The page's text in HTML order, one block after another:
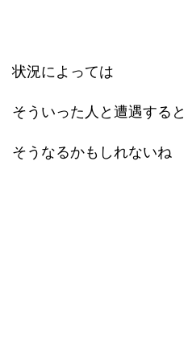
状況によっては
そういった人と遭遇すると
そうなるかもしれないね